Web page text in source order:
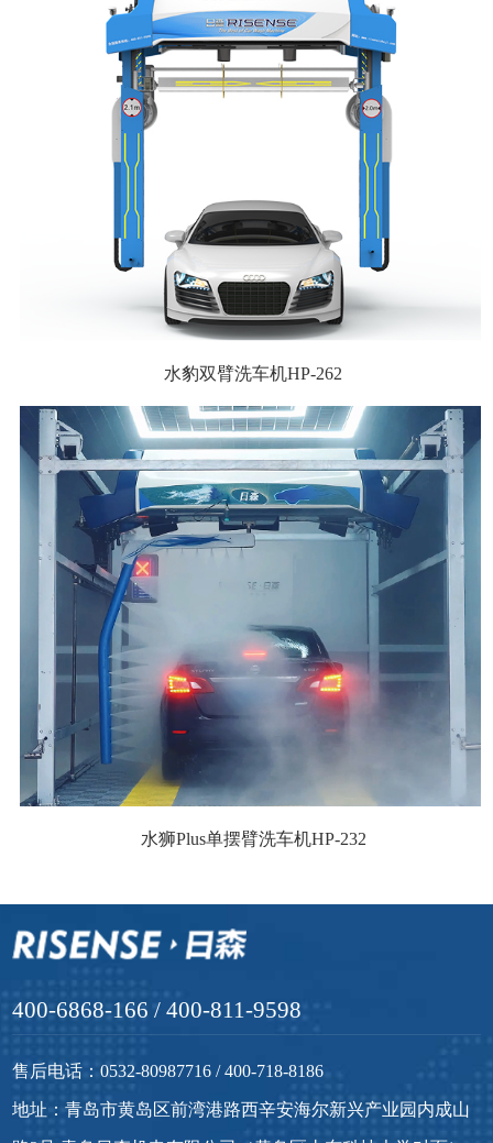
水豹双臂洗车机HP-262
水狮Plus单摆臂洗车机HP-232
400-6868-166 / 400-811-9598
售后电话：0532-80987716 / 400-718-8186
地址：青岛市黄岛区前湾港路西辛安海尔新兴产业园内成山